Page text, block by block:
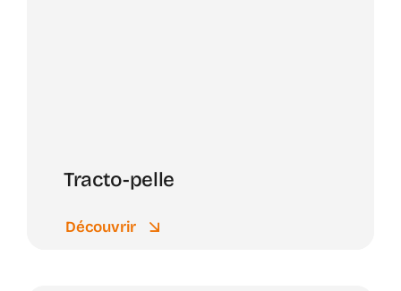
Tracto-pelle
Découvrir